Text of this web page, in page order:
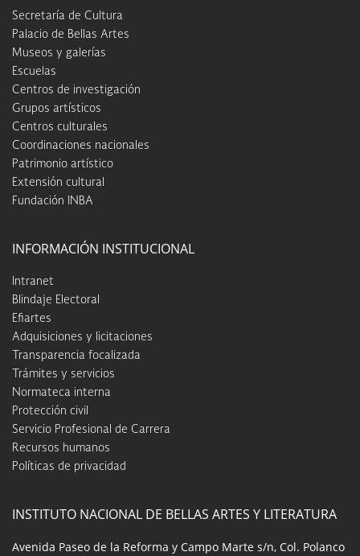
Secretaría de Cultura
Palacio de Bellas Artes
Museos y galerías
Escuelas
Centros de investigación
Grupos artísticos
Centros culturales
Coordinaciones nacionales
Patrimonio artístico
Extensión cultural
Fundación INBA
INFORMACIÓN INSTITUCIONAL
Intranet
Blindaje Electoral
Efiartes
Adquisiciones y licitaciones
Transparencia focalizada
Trámites y servicios
Normateca interna
Protección civil
Servicio Profesional de Carrera
Recursos humanos
Políticas de privacidad
INSTITUTO NACIONAL DE BELLAS ARTES Y LITERATURA
Avenida Paseo de la Reforma y Campo Marte s/n, Col. Polanco